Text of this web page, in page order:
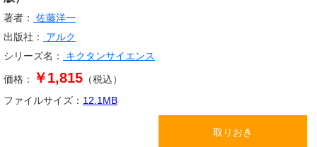
著者：
佐藤洋一
出版社：
アルク
シリーズ名：
キクタンサイエンス
価格： ￥1,815 （税込）
ファイルサイズ： 12.1 MB
取りおき